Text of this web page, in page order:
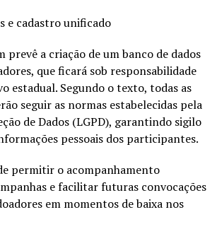
e cadastro unificado
prevê a criação de um banco de dados
que ficará sob responsabilidade
estadual. Segundo o texto, todas as
seguir as normas estabelecidas pela
de Dados (LGPD), garantindo sigilo
pessoais dos participantes.
permitir o acompanhamento
e facilitar futuras convocações
em momentos de baixa nos